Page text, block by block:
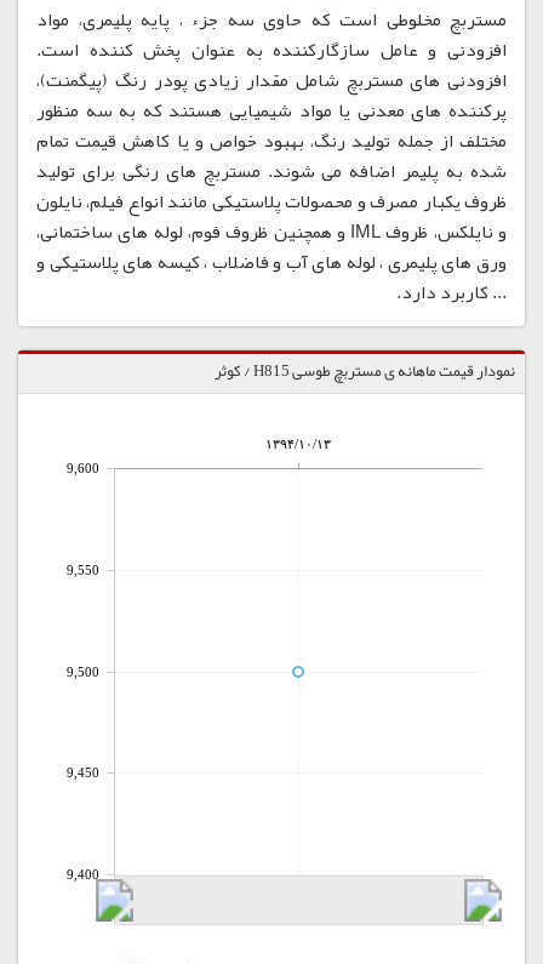
مستربچ مخلوطی است که حاوی سه جزء ، پایه پلیمری، مواد
افزودنی و عامل سازگارکننده به عنوان پخش کننده است.
افزودنی های مستربچ شامل مقدار زیادی پودر رنگ (پیگمنت)،
پرکننده های معدنی یا مواد شیمیایی هستند که به سه منظور
مختلف از جمله تولید رنگ، بهبود خواص و یا کاهش قیمت تمام
شده به پلیمر اضافه می شوند. مستربچ های رنگی برای تولید
ظروف یکبار مصرف و محصولات پلاستیکی مانند انواع فیلم، نایلون
و نایلکس، ظروف IML و همچنین ظروف فوم، لوله های ساختمانی،
ورق های پلیمری ، لوله های آب و فاضلاب ، کیسه های پلاستیکی و
... کاربرد دارد.
نمودار قیمت ماهانه ی مستربچ طوسی H815 / کوثر
۱۳۹۴/۱۰/۱۳
9,400
9,450
9,500
9,550
9,600